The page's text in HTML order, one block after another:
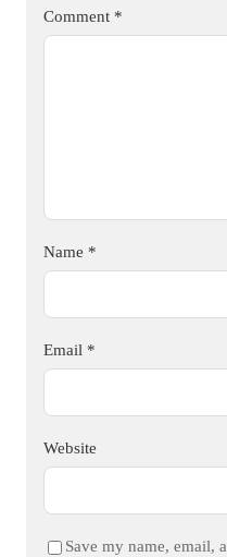
Comment *
Name *
Email *
Website
Save my name, email,